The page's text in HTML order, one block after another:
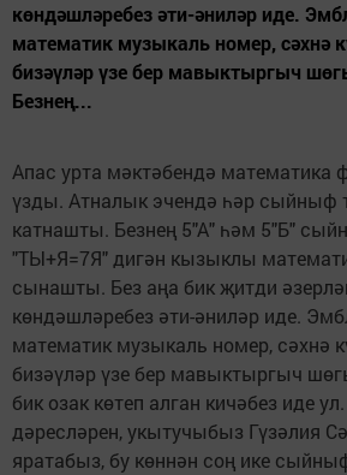
көндәшләребез әти-әниләр иде.
математик музыкаль номер, сәхнә
бизәүләр үзе бер мавыктыргыч
Безнең...
Апас урта мәктәбендә математика
үзды. Атналык эчендә һәр сыйныф
катнашты. Безнең 5"А" һәм 5"Б"
"ТЫ+Я=7Я" дигән кызыклы
сынашты. Без аңа бик җитди
көндәшләребез әти-әниләр иде.
математик музыкаль номер, сәхнә
бизәүләр үзе бер мавыктыргыч
бик озак көтеп алган кичәбез иде
дәресләрен, укытучыбыз Гүзәлия
яратабыз, бу көннән соң ике